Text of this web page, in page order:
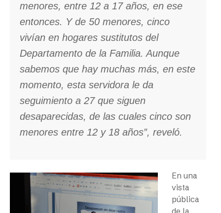
menores, entre 12 a 17 años, en ese
entonces. Y de 50 menores, cinco
vivían en hogares sustitutos del
Departamento de la Familia. Aunque
sabemos que hay muchas más, en este
momento, esta servidora le da
seguimiento a 27 que siguen
desaparecidas, de las cuales cinco son
menores entre 12 y 18 años”, reveló.
En una
vista
pública